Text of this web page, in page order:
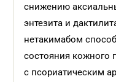
снижению
энтезита и
нетакимабом
состояния кожного
с псориатическим